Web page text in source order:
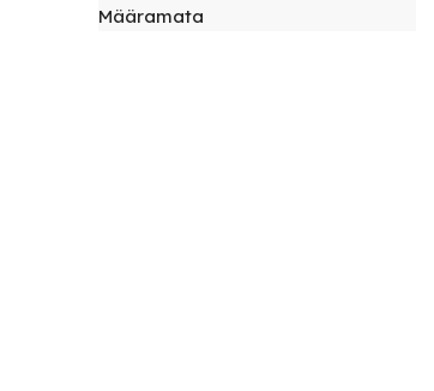
kaunistused
ToolikattedMääramata